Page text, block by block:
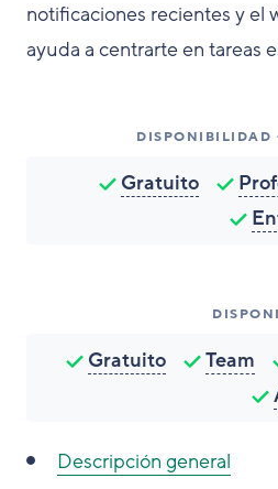
notificaciones recientes y el
ayuda a centrarte en tareas
DISPONIBILIDAD
Gratuito
Gratuito Team
Descripción general